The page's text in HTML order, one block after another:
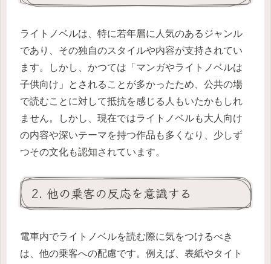
ライトノベルは、特に若年層に人気のあるジャンル
であり、その独自のスタイルや内容が支持されてい
ます。しかし、かつては「マンガやライトノベルは
子供向け」とされることが多かったため、公共の場
で読むことに対して抵抗を感じる人もいたかもしれ
ません。しかし、現在ではライトノベルも大人向け
の内容や深いテーマを持つ作品も多くなり、少しず
つその文化も認知されています。
2. 他の乗客の反応を意識する
電車内でライトノベルを読む際に気をつけるべき
は、他の乗客への配慮です。例えば、表紙やタイト